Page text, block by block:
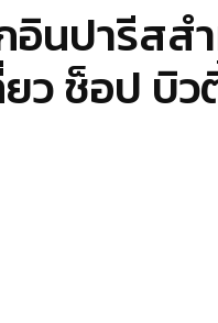
อินปารีส
ว ช็อป บิ